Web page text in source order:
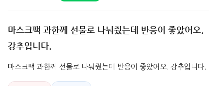
마스크팩 과한께 선물로 나눠줬는데 반응이 좋았어오.
강추입니다.
마스크팩 과한께 선물로 나눠줬는데 반응이 좋았어오. 강추입니다.